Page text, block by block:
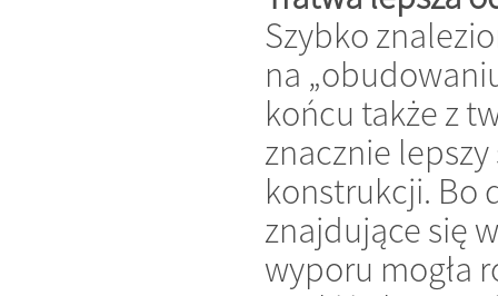
Szybko
na
końcu także z
znacznie
konstrukcji. Bo
znajdujące się
wyporu mogła